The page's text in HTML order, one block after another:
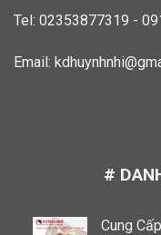
Tel: 02353877319 -
Email:
#
Cung